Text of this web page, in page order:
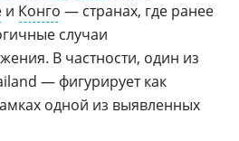
и Конго — странах, где ранее
случаи
В частности, один из
— фигурирует как
одной из выявленных